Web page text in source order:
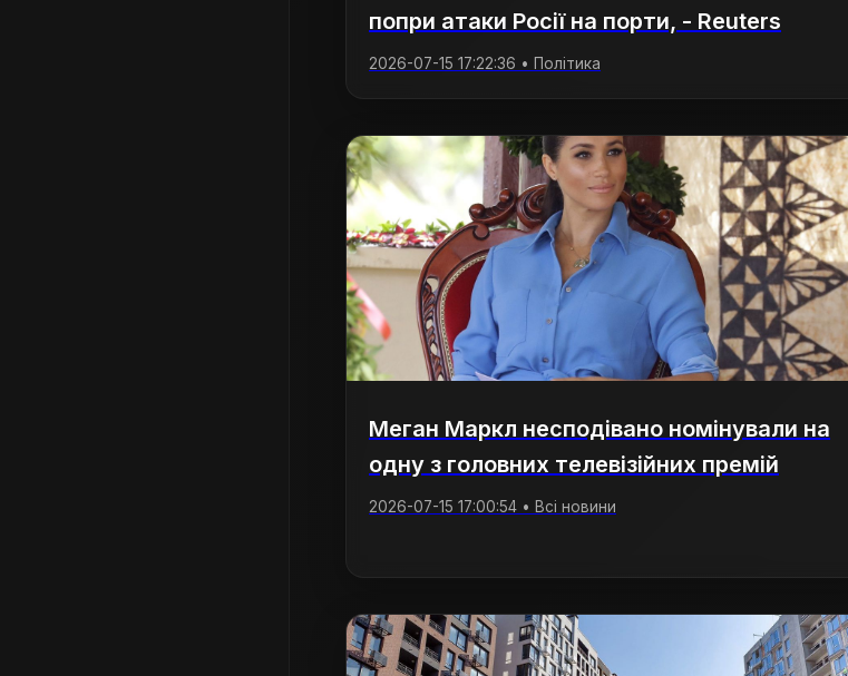
попри атаки Росії на порти, - Reuters
2026-07-15 17:22:36 • Політика
Меган Маркл несподівано номінували на
одну з головних телевізійних премій
2026-07-15 17:00:54 • Всі новини